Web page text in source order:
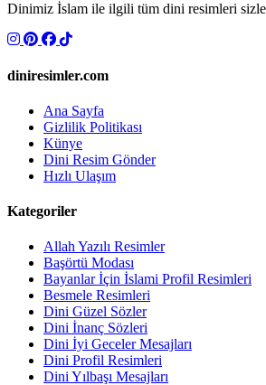
Dinimiz İslam ile ilgili tüm dini resimleri
diniresimler.com
Ana Sayfa
Gizlilik Politikası
Künye
Dini Resim Gönder
Hızlı Ulaşım
Kategoriler
Allah Yazılı Resimler
Başörtü Modası
Bayanlar İçin İslami Profil Resimleri
Besmele Resimleri
Dini Güzel Sözler
Dini İnanç Sözleri
Dini İyi Geceler Mesajları
Dini Profil Resimleri
Dini Yılbaşı Mesajları